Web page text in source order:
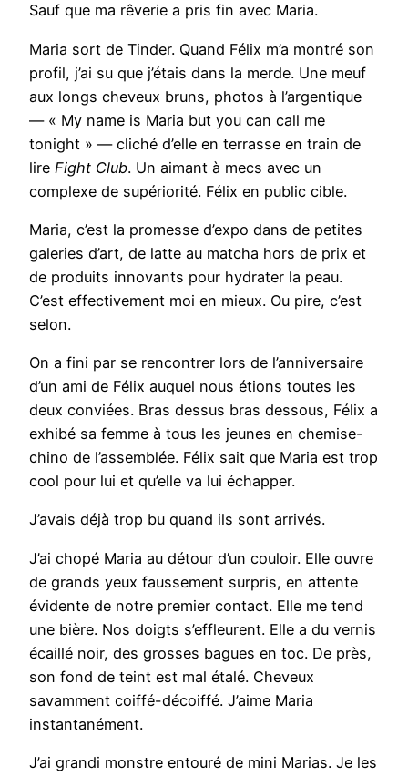
Sauf que ma rêverie a pris fin avec Maria.
Maria sort de Tinder. Quand Félix m’a montré son
profil, j’ai su que j’étais dans la merde. Une meuf
aux longs cheveux bruns, photos à l’argentique
— « My name is Maria but you can call me
tonight » — cliché d’elle en terrasse en train de
lire Fight Club. Un aimant à mecs avec un
complexe de supériorité. Félix en public cible.
Maria, c’est la promesse d’expo dans de petites
galeries d’art, de latte au matcha hors de prix et
de produits innovants pour hydrater la peau.
C’est effectivement moi en mieux. Ou pire, c’est
selon.
On a fini par se rencontrer lors de l’anniversaire
d’un ami de Félix auquel nous étions toutes les
deux conviées. Bras dessus bras dessous, Félix a
exhibé sa femme à tous les jeunes en chemise-
chino de l’assemblée. Félix sait que Maria est trop
cool pour lui et qu’elle va lui échapper.
J’avais déjà trop bu quand ils sont arrivés.
J’ai chopé Maria au détour d’un couloir. Elle ouvre
de grands yeux faussement surpris, en attente
évidente de notre premier contact. Elle me tend
une bière. Nos doigts s’effleurent. Elle a du vernis
écaillé noir, des grosses bagues en toc. De près,
son fond de teint est mal étalé. Cheveux
savamment coiffé-décoiffé. J’aime Maria
instantanément.
J’ai grandi monstre entouré de mini Marias. Je les